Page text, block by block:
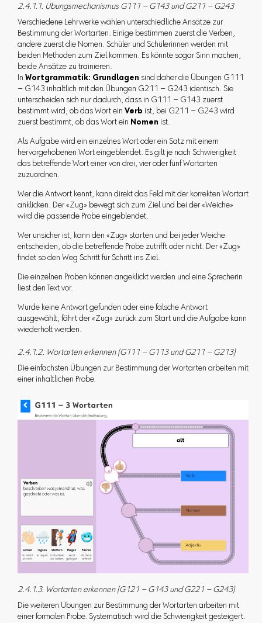
2.4.1.1. Übungsmechanismus G111 – G143 und G211 – G243
Verschiedene Lehrwerke wählen unterschiedliche Ansätze zur
Bestimmung der Wortarten. Einige bestimmen zuerst die Verben,
andere zuerst die Nomen. Schüler und Schülerinnen werden mit
beiden Methoden zum Ziel kommen. Es könnte sogar Sinn machen,
beide Ansätze zu trainieren.
In Wortgrammatik: Grundlagen sind daher die Übungen G111
– G143 inhaltlich mit den Übungen G211 – G243 identisch. Sie
unterscheiden sich nur dadurch, dass in G111 – G143 zuerst
bestimmt wird, ob das Wort ein Verb ist, bei G211 – G243 wird
zuerst bestimmt, ob das Wort ein Nomen ist.
Als Aufgabe wird ein einzelnes Wort oder ein Satz mit einem
hervorgehobenen Wort eingeblendet. Es gilt je nach Schwierigkeit
das betreffende Wort einer von drei, vier oder fünf Wortarten
zuzuordnen.
Wer die Antwort kennt, kann direkt das Feld mit der korrekten Wortart
anklicken. Der «Zug» bewegt sich zum Ziel und bei der «Weiche»
wird die passende Probe eingeblendet.
Wer unsicher ist, kann den «Zug» starten und bei jeder Weiche
entscheiden, ob die betreffende Probe zutrifft oder nicht. Der «Zug»
findet so den Weg Schritt für Schritt ins Ziel.
Die einzelnen Proben können angeklickt werden und eine Sprecherin
liest den Text vor.
Wurde keine Antwort gefunden oder eine falsche Antwort
ausgewählt, fährt der «Zug» zurück zum Start und die Aufgabe kann
wiederholt werden.
2.4.1.2. Wortarten erkennen (G111 – G113 und G211 – G213)
Die einfachsten Übungen zur Bestimmung der Wortarten arbeiten mit
einer inhaltlichen Probe.
2.4.1.3. Wortarten erkennen (G121 – G143 und G221 – G243)
Die weiteren Übungen zur Bestimmung der Wortarten arbeiten mit
einer formalen Probe. Systematisch wird die Schwierigkeit gesteigert.